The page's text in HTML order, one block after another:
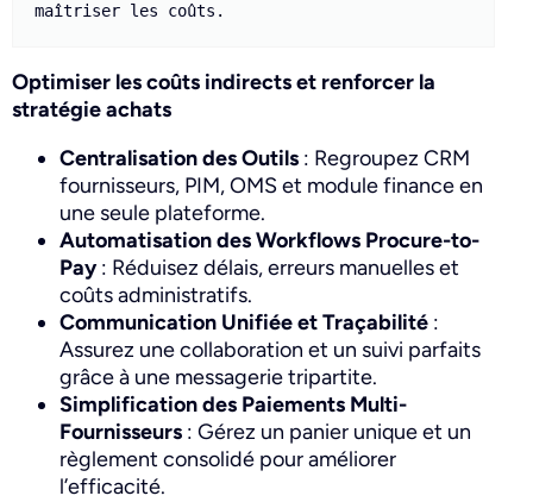
maîtriser les coûts.
Optimiser les coûts indirects et renforcer la
stratégie achats
Centralisation des Outils : Regroupez CRM
fournisseurs, PIM, OMS et module finance en
une seule plateforme.
Automatisation des Workflows Procure-to-
Pay: Réduisez délais, erreurs manuelles et
coûts administratifs.
Communication Unifiée et Traçabilité :
Assurez une collaboration et un suivi parfaits
grâce à une messagerie tripartite.
Simplification des Paiements Multi-
Fournisseurs : Gérez un panier unique et un
règlement consolidé pour améliorer
l’efficacité.